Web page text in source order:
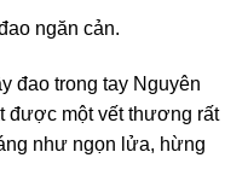
ngăn cản.
đao trong tay Nguyên
được một vết thương rất
như ngọn lửa, hừng